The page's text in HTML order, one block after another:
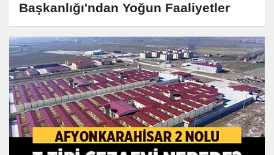
Başkanlığı'ndan Yoğun Faaliyetler